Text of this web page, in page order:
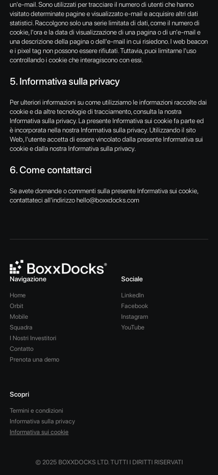
un'e-mail. Sono utilizzati per tracciare il numero di utenti che hanno
visitato determinate pagine e visualizzato e-mail e acquisire altri dati
statistici. Raccolgono solo una serie limitata di dati, come il numero di
cookie, l'ora e la data di visualizzazione di una pagina o di un'e-mail e
una descrizione della pagina o dell'e-mail in cui risiedono. I web beacon
e i pixel tag non possono essere rifiutati. Tuttavia, puoi limitarne l'uso
controllando i cookie che interagiscono con essi.
5. Informativa sulla privacy
Per ulteriori informazioni su come utilizziamo le informazioni raccolte dai
cookie e da altre tecnologie di tracciamento, consulta la nostra
Informativa sulla privacy. La presente Informativa sui cookie fa parte ed
è incorporata nella nostra Informativa sulla privacy. Utilizzando il sito
Web, l'utente accetta di essere vincolato dalla presente Informativa sui
cookie e dalla nostra Informativa sulla privacy.
6. Come contattarci
Se avete domande o commenti sulla presente Informativa sui cookie,
contattateci all'indirizzo hello@boxxdocks.com
Navigazione
Home
Orbit
Mobile
Squadra
I Nostri Investitori
Contatto
Prenota una demo
Sociale
LinkedIn
Facebook
Instagram
YouTube
Scopri
Termini e condizioni
Informativa sulla privacy
Informativa sui cookie
© 2025 BOXXDOCKS LTD. TUTTI I DIRITTI RISERVATI